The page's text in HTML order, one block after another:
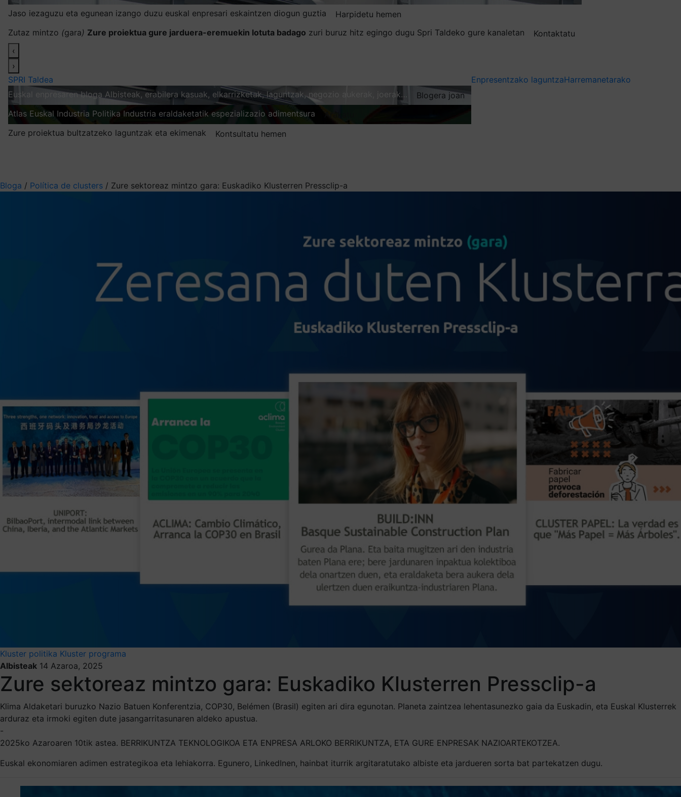
Jaso iezaguzu eta egunean izango duzu euskal enpresari eskaintzen diogun guztia
Harpidetu hemen
Zutaz mintzo (gara) Zure proiektua gure jarduera-eremuekin lotuta badago zuri buruz hitz egingo dugu Spri Taldeko gure kanaletan
Kontaktatu
‹
›
SPRI Taldea
Euskal enpresaren bloga Albisteak, erabilera kasuak, elkarrizketak, laguntzak, negozio aukerak, joerak…
Blogera joan
Atlas Euskal Industria Politika Industria eraldaketatik espezializazio adimentsura
Zure proiektua bultzatzeko laguntzak eta ekimenak
Kontsultatu hemen
Enpresentzako laguntzaHarremanetarako
Bloga / Política de clusters / Zure sektoreaz mintzo gara: Euskadiko Klusterren Pressclip-a
Kluster politika Kluster programa
Albisteak 14 Azaroa, 2025
Zure sektoreaz mintzo gara: Euskadiko Klusterren Pressclip-a
Klima Aldaketari buruzko Nazio Batuen Konferentzia, COP30, Belémen (Brasil) egiten ari dira egunotan. Planeta zaintzea lehentasunezko gaia da Euskadin, eta Euskal Klusterrek
arduraz eta irmoki egiten dute jasangarritasunaren aldeko apustua.
-
2025ko Azaroaren 10tik astea. BERRIKUNTZA TEKNOLOGIKOA ETA ENPRESA ARLOKO BERRIKUNTZA, ETA GURE ENPRESAK NAZIOARTEKOTZEA.
Euskal ekonomiaren adimen estrategikoa eta lehiakorra. Egunero, LinkedInen, hainbat iturrik argitaratutako albiste eta jardueren sorta bat partekatzen dugu.